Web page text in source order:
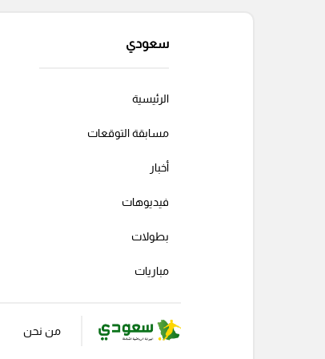
سعودي
الرئيسية
مسابقة التوقعات
أخبار
فيديوهات
بطولات
مباريات
من نحن